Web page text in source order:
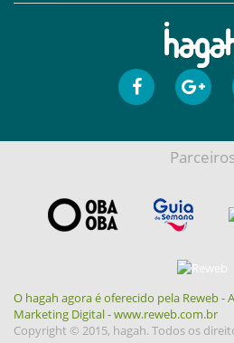
Parceiros
O hagah agora é oferecido pela Reweb -
Marketing Digital - www.reweb.com.br
Copyright © 2015, hagah. Todos os